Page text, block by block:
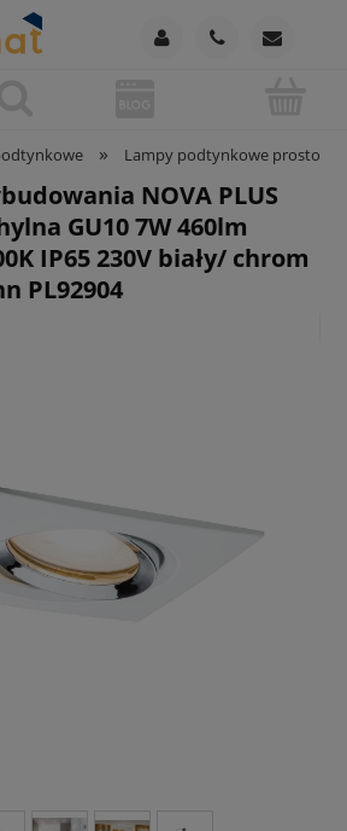
» Lampy podtynkowe
NOVA PLUS
GU10 7W 460lm
IP65 230V biały/ chrom
PL92904